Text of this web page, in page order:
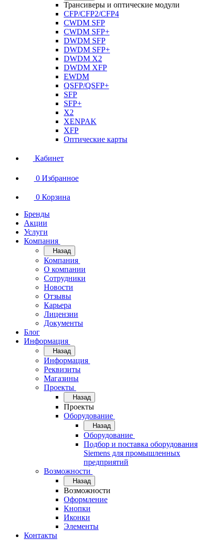
Трансиверы и оптические модули
CFP/CFP2/CFP4
CWDM SFP
CWDM SFP+
DWDM SFP
DWDM SFP+
DWDM X2
DWDM XFP
EWDM
QSFP/QSFP+
SFP
SFP+
X2
XENPAK
XFP
Оптические карты
Кабинет
0 Избранное
0 Корзина
Бренды
Акции
Услуги
Компания
Назад
Компания
О компании
Сотрудники
Новости
Отзывы
Карьера
Лицензии
Документы
Блог
Информация
Назад
Информация
Реквизиты
Магазины
Проекты
Назад
Проекты
Оборудование
Назад
Оборудование
Подбор и поставка оборудования
Siemens для промышленных
предприятий
Возможности
Назад
Возможности
Оформление
Кнопки
Иконки
Элементы
Контакты